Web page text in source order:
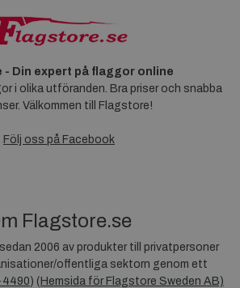
- Din expert på flaggor online
i olika utföranden. Bra priser och snabba
Välkommen till Flagstore!
Följ oss på Facebook
Flagstore.se
2006 av produkter till privatpersoner
offentliga sektorn genom ett
) ( Hemsida för Flagstore Sweden AB)